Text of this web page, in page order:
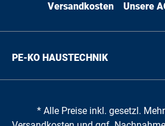
Versandkosten
Unsere
PE-KO HAUSTECHNIK
* Alle Preise inkl. gesetzl.